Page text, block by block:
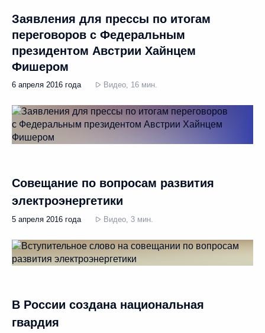
Заявления для прессы по итогам
переговоров с Федеральным
президентом Австрии Хайнцем
Фишером
6 апреля 2016 года Видео, 16 мин.
Совещание по вопросам развития
электроэнергетики
5 апреля 2016 года Видео, 3 мин.
В России создана национальная
гвардия